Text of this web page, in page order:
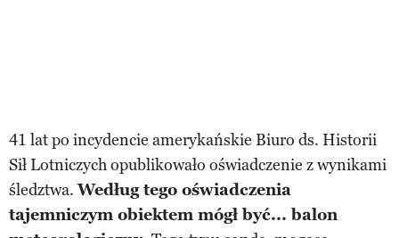
41 lat po incydencie amerykańskie Biuro ds. Historii
Sił Lotniczych opublikowało oświadczenie z wynikami
śledztwa.Według tego oświadczenia
tajemniczym obiektem mógł być... balon